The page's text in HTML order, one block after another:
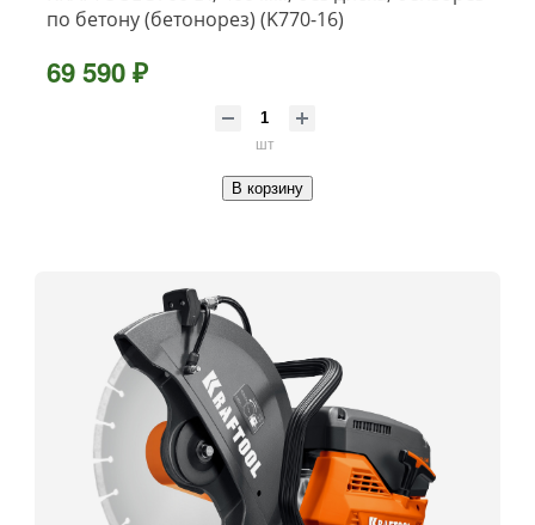
по бетону (бетонорез) (K770-16)
69 590 ₽
шт
В корзину